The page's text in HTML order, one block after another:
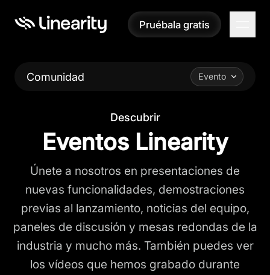
Pruébala gratis
Pruébala gratis
Comunidad Evento
Descubrir
Eventos Linearity
Únete a nosotros en presentaciones de
nuevas funcionalidades, demostraciones
previas al lanzamiento, noticias del equipo,
paneles de discusión y mesas redondas de la
industria y mucho más. También puedes ver
los vídeos que hemos grabado durante